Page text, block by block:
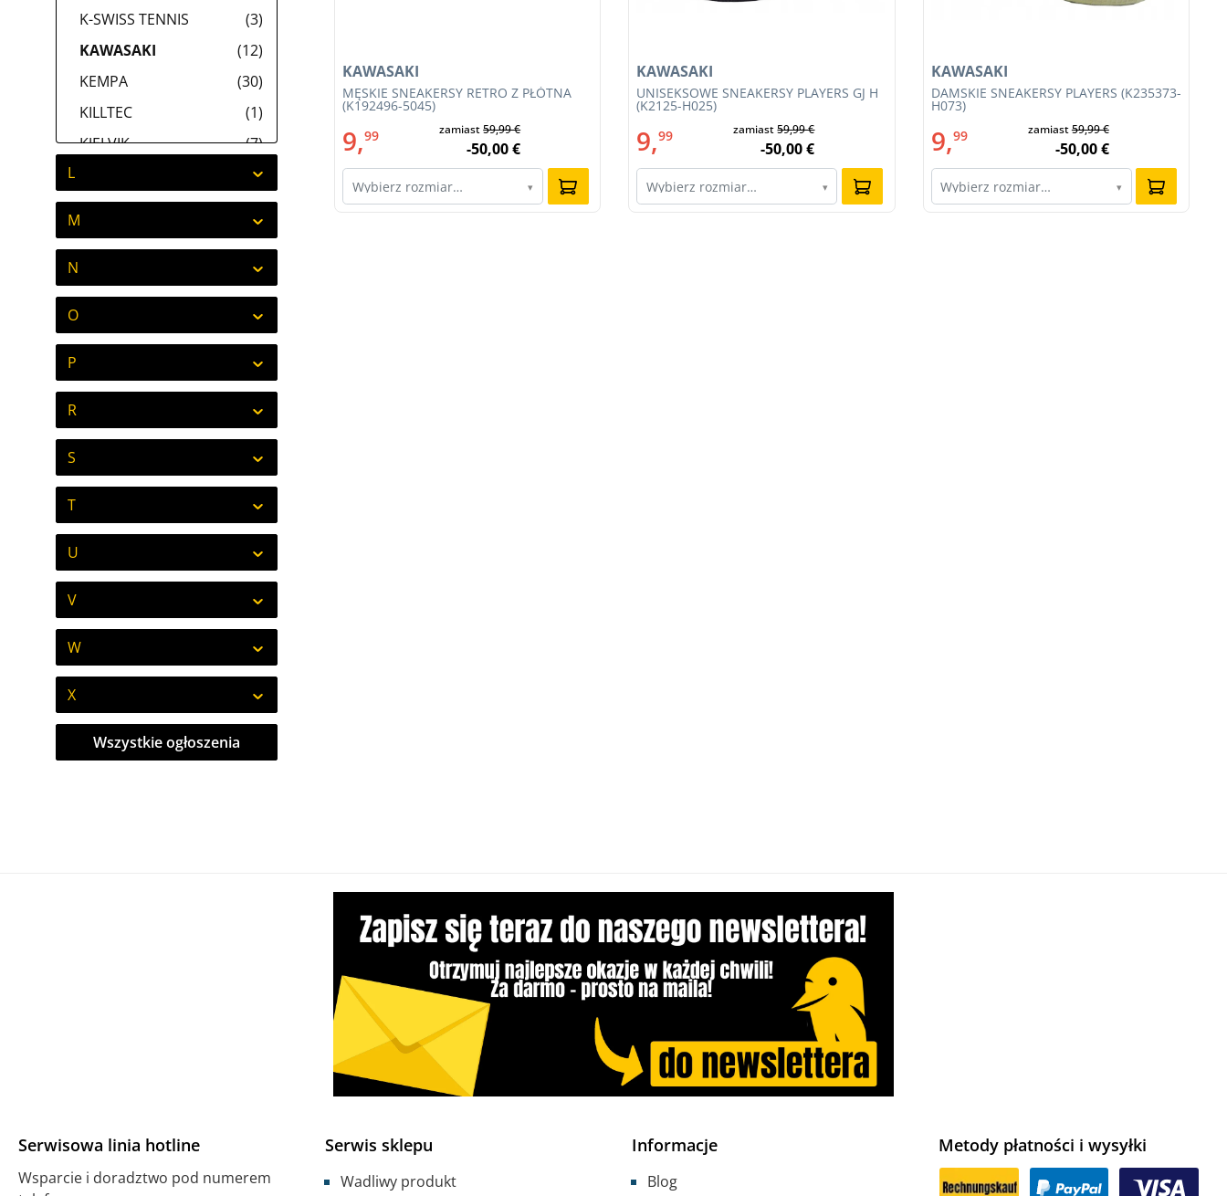
(3)
K-SWISS TENNIS
(12)
KAWASAKI
(30)
KEMPA
(1)
KILLTEC
(7)
KJELVIK
L
M
N
O
P
R
S
T
U
V
W
X
Wszystkie ogłoszenia
MĘSKIE SNEAKERSY RETRO Z PŁÓTNA
(K192496-5045)
KAWASAKI
9,99 zamiast59,99 €
-50,00 €
Wybierz rozmiar… ▾
UNISEKSOWE SNEAKERSY PLAYERS GJ H
(K2125-H025)
KAWASAKI
9,99 zamiast59,99 €
-50,00 €
Wybierz rozmiar… ▾
DAMSKIE SNEAKERSY PLAYERS (K235373-
H073)
KAWASAKI
9,99 zamiast59,99 €
-50,00 €
Wybierz rozmiar… ▾
Serwisowa linia hotline
Wsparcie i doradztwo pod numerem
Serwis sklepu
Wadliwy produkt
Informacje
Blog
Metody płatności i wysyłki